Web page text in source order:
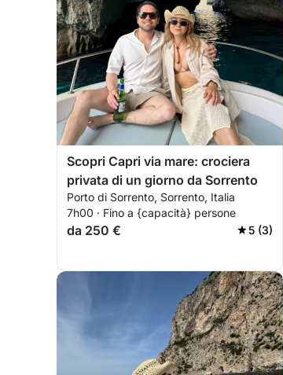
Scopri Capri via mare: crociera
privata di un giorno da Sorrento
Porto di Sorrento, Sorrento, Italia
7h00 · Fino a {capacità} persone
da 250 € 5 (3)